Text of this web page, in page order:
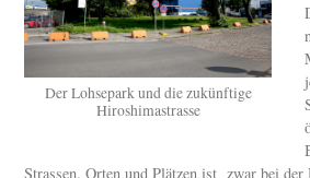
Der Lohsepark und die zukünftige
Hiroshimastrasse
Strassen, Orten und Plätzen ist zwar bei